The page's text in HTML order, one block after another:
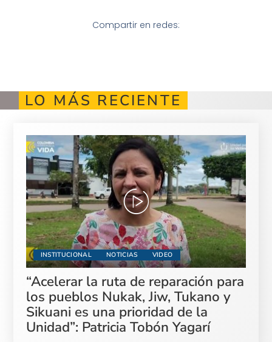
Compartir en redes:
LO MÁS RECIENTE
INSTITUCIONAL NOTICIAS VIDEO
“Acelerar la ruta de reparación para
los pueblos Nukak, Jiw, Tukano y
Sikuani es una prioridad de la
Unidad”: Patricia Tobón Yagarí